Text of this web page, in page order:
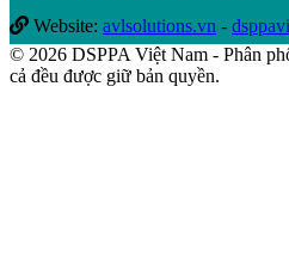
Website: avlsolutions.vn -
© 2026 DSPPA Việt Nam - Phân
cả đều được giữ bản quyền.